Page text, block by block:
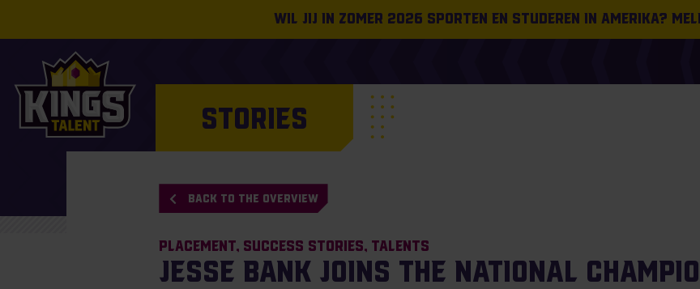
Wil jij in zomer 2026 sporten en studeren in Amerika?
STORIES
BACK TO THE OVERVIEW
Placement Success Stories Talents
Jesse Bank joins the National